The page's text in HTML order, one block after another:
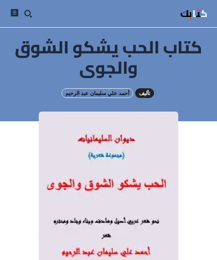
كتابك
كتاب الحب يشكو الشوق
والجوى
تأليف أحمد علي سليمان عبد الرحيم